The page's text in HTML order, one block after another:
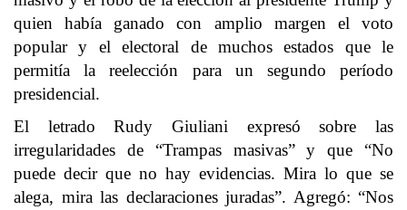
quien había ganado con amplio margen el voto
popular y el electoral de muchos estados que le
permitía la reelección para un segundo período
presidencial.
El letrado Rudy Giuliani expresó sobre las
irregularidades de “Trampas masivas” y que “No
puede decir que no hay evidencias. Mira lo que se
alega, mira las declaraciones juradas”. Agregó: “Nos